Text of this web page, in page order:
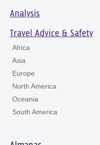
Analysis
Travel Advice & Safety
Africa
Asia
Europe
North America
Oceania
South America